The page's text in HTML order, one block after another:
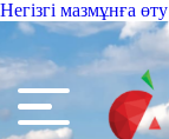
Негізгі мазмұнға өту